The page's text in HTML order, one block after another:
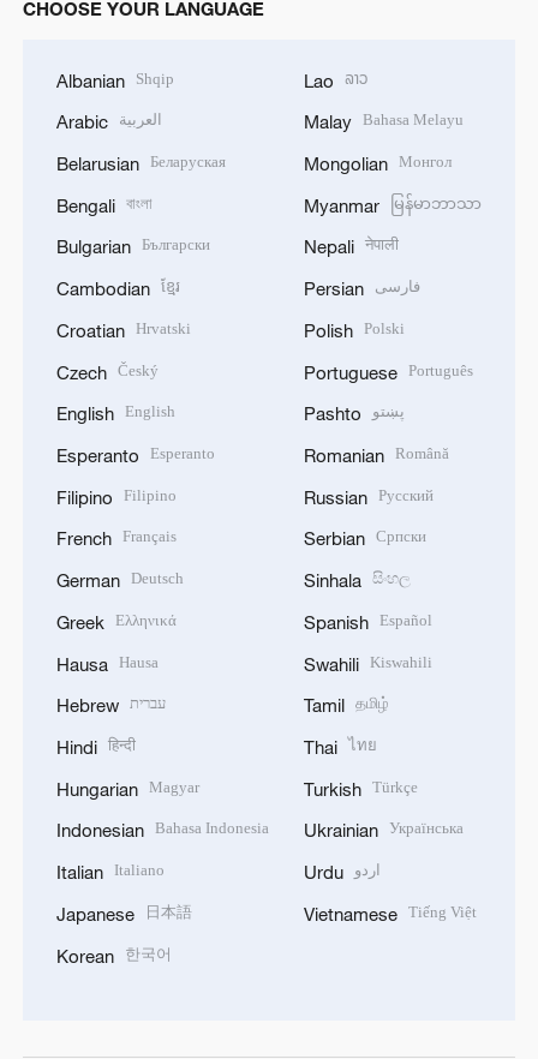
CHOOSE YOUR LANGUAGE
Albanian Shqip
Arabic العربية
Belarusian Беларуская
Bengali বাংলা
Bulgarian Български
Cambodian ខ្មែរ
Croatian Hrvatski
Czech Český
English English
Esperanto Esperanto
Filipino Filipino
French Français
German Deutsch
Greek Ελληνικά
Hausa Hausa
Hebrew עברית
Hindi हिन्दी
Hungarian Magyar
Indonesian Bahasa Indonesia
Italian Italiano
Japanese 日本語
Korean 한국어
Lao ລາວ
Malay Bahasa Melayu
Mongolian Монгол
Myanmar မြန်မာဘာသာ
Nepali नेपाली
Persian فارسی
Polish Polski
Portuguese Português
Pashto پښتو
Romanian Română
Russian Русский
Serbian Српски
Sinhala සිංහල
Spanish Español
Swahili Kiswahili
Tamil தமிழ்
Thai ไทย
Turkish Türkçe
Ukrainian Українська
Urdu اردو
Vietnamese Tiếng Việt